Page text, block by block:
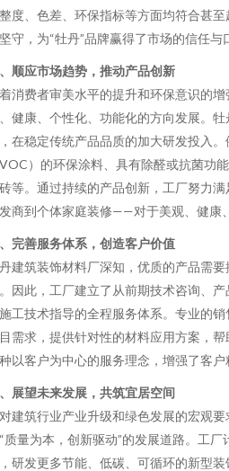
度、色差、环保指标等方面均符合甚
守，为“牡丹”品牌赢得了市场的信任与
顺应市场趋势，推动产品创新
消费者审美水平的提升和环保意识的
健康、个性化、功能化的方向发展。
在稳定传统产品品质的加大研发投入
）的环保涂料、具有除醛或抗菌功
等。通过持续的产品创新，工厂努力
商到个体家庭装修——对于美观、健康
完善服务体系，创造客户价值
建筑装饰材料厂深知，优质的产品需
因此，工厂建立了从前期技术咨询、
工技术指导的全程服务体系。专业的
需求，提供针对性的材料应用方案，
以客户为中心的服务理念，增强了客
展望未来发展，共筑宜居空间
建筑行业产业升级和绿色发展的宏观
质量为本，创新驱动”的发展道路。工
研发更多节能、低碳、可循环的新型